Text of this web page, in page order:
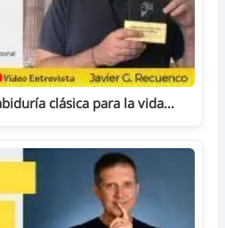
clásica para la vida…